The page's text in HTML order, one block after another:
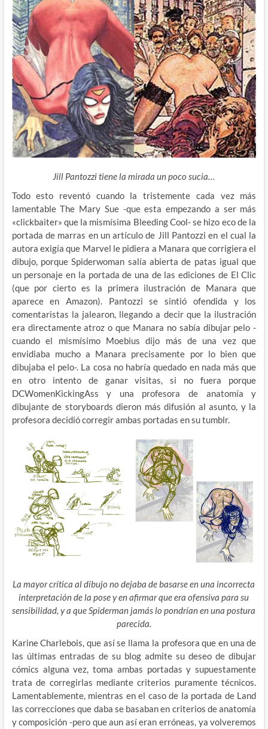
Jill Pantozzi tiene la mirada un poco sucia…
Todo esto reventó cuando la tristemente cada vez más
lamentable The Mary Sue -que esta empezando a ser más
«clickbaiter» que la mismísima Bleeding Cool- se hizo eco de la
portada de marras en un artículo de Jill Pantozzi en el cual la
autora exigía que Marvel le pidiera a Manara que corrigiera el
dibujo, porque Spiderwoman salía abierta de patas igual que
un personaje en la portada de una de las ediciones de El Clic
(que por cierto es la primera ilustración de Manara que
aparece en Amazon). Pantozzi se sintió ofendida y los
comentaristas la jalearon, llegando a decir que la ilustración
era directamente atroz o que Manara no sabía dibujar pelo -
cuando el mismísimo Moebius dijo más de una vez que
envidiaba mucho a Manara precisamente por lo bien que
dibujaba el pelo-. La cosa no habría quedado en nada más que
en otro intento de ganar visitas, si no fuera porque
DCWomenKickingAss y una profesora de anatomía y
dibujante de storyboards dieron más difusión al asunto, y la
profesora decidió corregir ambas portadas en su tumblr.
La mayor crítica al dibujo no dejaba de basarse en una incorrecta
interpretación de la pose y en afirmar que era ofensiva para su
sensibilidad, y a que Spiderman jamás lo pondrían en una postura
parecida.
Karine Charlebois, que así se llama la profesora que en una de
las últimas entradas de su blog admite su deseo de dibujar
cómics alguna vez, toma ambas portadas y supuestamente
trata de corregirlas mediante criterios puramente técnicos.
Lamentablemente, mientras en el caso de la portada de Land
las correcciones que daba se basaban en criterios de anatomía
y composición -pero que aun así eran erróneas, ya volveremos